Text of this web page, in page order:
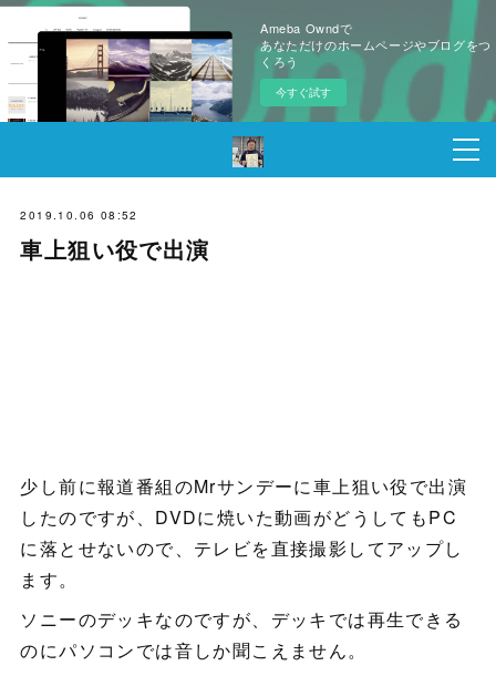
Ameba Owndで
あなただけのホームページやブログをつ
くろう
今すぐ試す
2019.10.06 08:52
車上狙い役で出演
少し前に報道番組のMrサンデーに車上狙い役で出演
したのですが、DVDに焼いた動画がどうしてもPC
に落とせないので、テレビを直接撮影してアップし
ます。
ソニーのデッキなのですが、デッキでは再生できる
のにパソコンでは音しか聞こえません。